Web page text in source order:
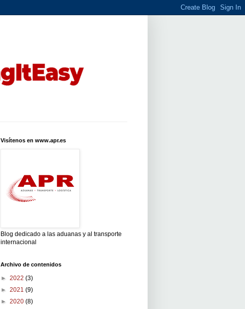
Visítenos en www.apr.es
Blog dedicado a las aduanas y al transporte
internacional
Archivo de contenidos
► 2022 (3)
► 2021 (9)
► 2020 (8)